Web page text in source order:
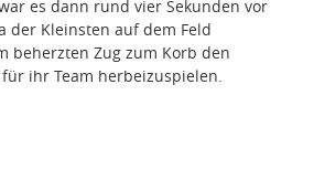
es dann rund vier Sekunden vor
der Kleinsten auf dem Feld
beherzten Zug zum Korb den
ihr Team herbeizuspielen.